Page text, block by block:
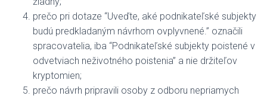
prečo pri dotaze “Uveďte, aké podnikateľské subjekty
budú predkladaným návrhom ovplyvnené.” označili
spracovatelia, iba “Podnikateľské subjekty poistené v
odvetviach neživotného poistenia” a nie držiteľov
kryptomien;
prečo návrh pripravili osoby z odboru nepriamych